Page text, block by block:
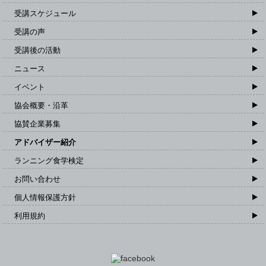
受講スケジュール
受講の声
受講後の活動
ニュース
イベント
協会概要・沿革
協賛企業募集
アドバイザー紹介
ランニング食学検定
お問い合わせ
個人情報保護方針
利用規約